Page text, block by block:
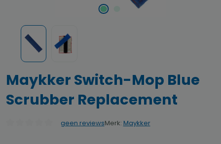
Maykker Switch-Mop Blue
Scrubber Replacement
geen reviewsMerk: Maykker